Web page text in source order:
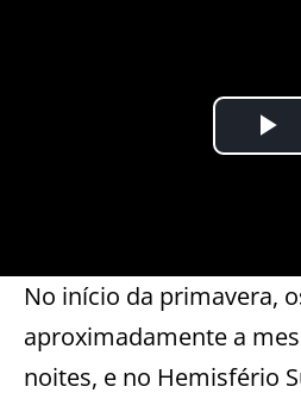
No início da primavera,
aproximadamente a
noites, e no Hemisfério